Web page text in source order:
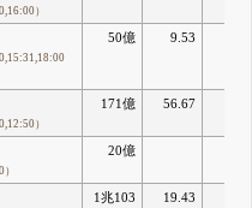
）
50億 9.53
）
171億 56.67
20億
1兆103
19.43